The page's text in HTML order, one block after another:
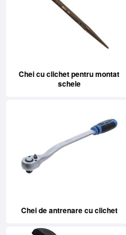
Chei cu clichet pentru montat
schele
Chei de antrenare cu clichet